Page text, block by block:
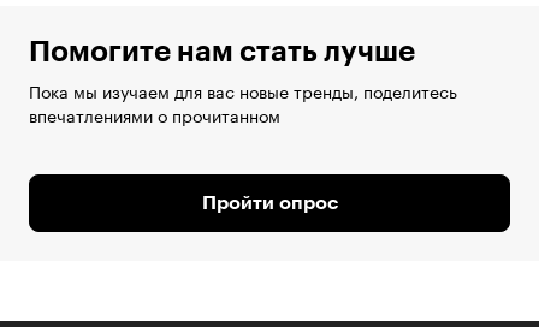
Помогите нам стать лучше
Пока мы изучаем для вас новые тренды, поделитесь
впечатлениями о прочитанном
Пройти опрос